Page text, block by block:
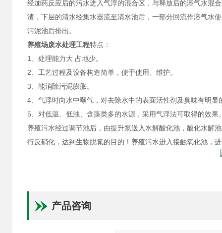
经加药反应后的污水进入气浮的混合区，与释放后的溶气水混
渣，下层的清水经集水器流至清水池后，一部分回流作溶气水
污泥池后排出。
养殖场废水处理工程特点：
1、处理能力大 占地少。
2、工艺过程及设备构造简单，便于使用、维护。
3、能消除污泥膨胀。
4、气浮时向水中曝气，对去除水中的表面活性剂及臭味有明
5、对低温、低浊、含藻类多的水源，采用气浮法可取得的效果
养殖污水经过调节池后，由提升泵送入水解酸化池，酸化水解
行反硝化，达到生物脱氮的目的！养殖污水进入接触氧化池，
产品咨询